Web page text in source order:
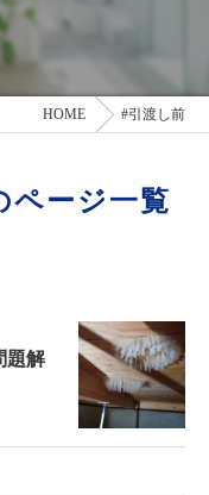
HOME #引渡し前
ページ一覧
題解